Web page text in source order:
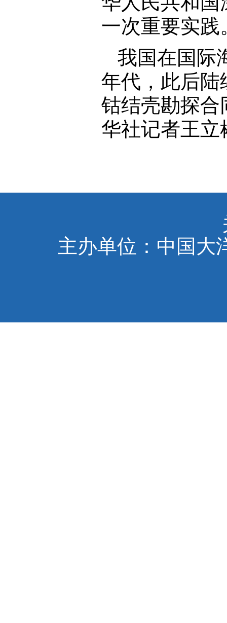
一次重要实践
我国在国际
年代，此后陆
钴结壳勘探合
华社记者王立
主办单位：中国大